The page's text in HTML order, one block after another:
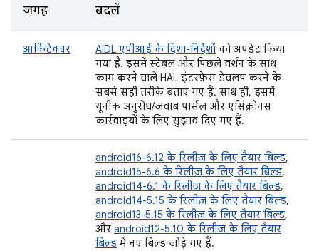
जगह बदलें
आर्किटेक्चर AIDL एपीआई के दिशा-निर्देशों को अपडेट किया
गया है. इसमें स्टेबल और पिछले वर्शन के साथ
काम करने वाले HAL इंटरफ़ेस डेवलप करने के
सबसे सही तरीके बताए गए हैं. साथ ही, इसमें
यूनीक अनुरोध/जवाब पार्सल और एसिंक्रोनस
कार्रवाइयों के लिए सुझाव दिए गए हैं.
android16-6.12 के रिलीज़ के लिए तैयार बिल्ड,
android15-6.6 के रिलीज़ के लिए तैयार बिल्ड,
android14-6.1 के रिलीज़ के लिए तैयार बिल्ड,
android14-5.15 के रिलीज़ के लिए तैयार बिल्ड,
android13-5.15 के रिलीज़ के लिए तैयार बिल्ड,
और android12-5.10 के रिलीज़ के लिए तैयार
बिल्ड में नए बिल्ड जोड़े गए हैं.